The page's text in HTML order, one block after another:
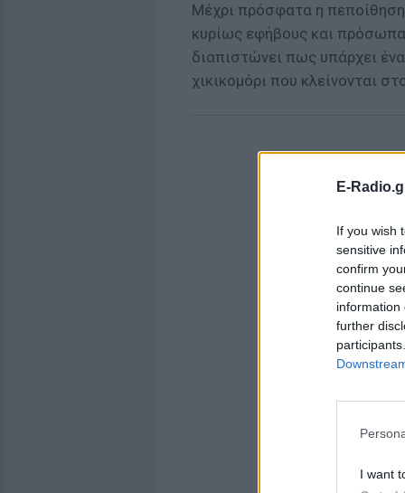
E-
If you wish
sensitive
confirm
continue
information
further
I want
Μέχρι πρόσφατα η
κυρίως εφήβους και
διαπιστώνει πως υπάρχει
χικικομόρι που κλείνονται